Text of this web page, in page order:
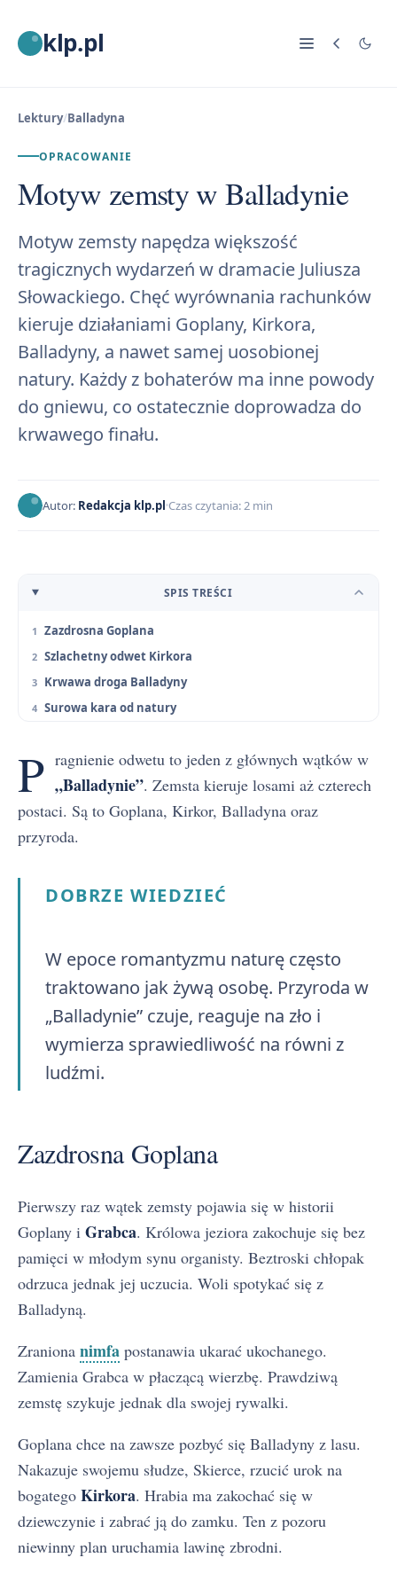
klp.pl
Lektury/Balladyna
OPRACOWANIE
Motyw zemsty w Balladynie
Motyw zemsty napędza większość
tragicznych wydarzeń w dramacie Juliusza
Słowackiego. Chęć wyrównania rachunków
kieruje działaniami Goplany, Kirkora,
Balladyny, a nawet samej uosobionej
natury. Każdy z bohaterów ma inne powody
do gniewu, co ostatecznie doprowadza do
krwawego finału.
Autor: Redakcja klp.pl Czas czytania: 2 min
SPIS TREŚCI
Zazdrosna Goplana
Szlachetny odwet Kirkora
Krwawa droga Balladyny
Surowa kara od natury
P ragnienie odwetu to jeden z głównych wątków w
„Balladynie”. Zemsta kieruje losami aż czterech
postaci. Są to Goplana, Kirkor, Balladyna oraz
przyroda.
DOBRZE WIEDZIEĆ
W epoce romantyzmu naturę często
traktowano jak żywą osobę. Przyroda w
„Balladynie” czuje, reaguje na zło i
wymierza sprawiedliwość na równi z
ludźmi.
Zazdrosna Goplana
Pierwszy raz wątek zemsty pojawia się w historii
Goplany i Grabca. Królowa jeziora zakochuje się bez
pamięci w młodym synu organisty. Beztroski chłopak
odrzuca jednak jej uczucia. Woli spotykać się z
Balladyną.
Zraniona nimfa postanawia ukarać ukochanego.
Zamienia Grabca w płaczącą wierzbę. Prawdziwą
zemstę szykuje jednak dla swojej rywalki.
Goplana chce na zawsze pozbyć się Balladyny z lasu.
Nakazuje swojemu słudze, Skierce, rzucić urok na
bogatego Kirkora. Hrabia ma zakochać się w
dziewczynie i zabrać ją do zamku. Ten z pozoru
niewinny plan uruchamia lawinę zbrodni.